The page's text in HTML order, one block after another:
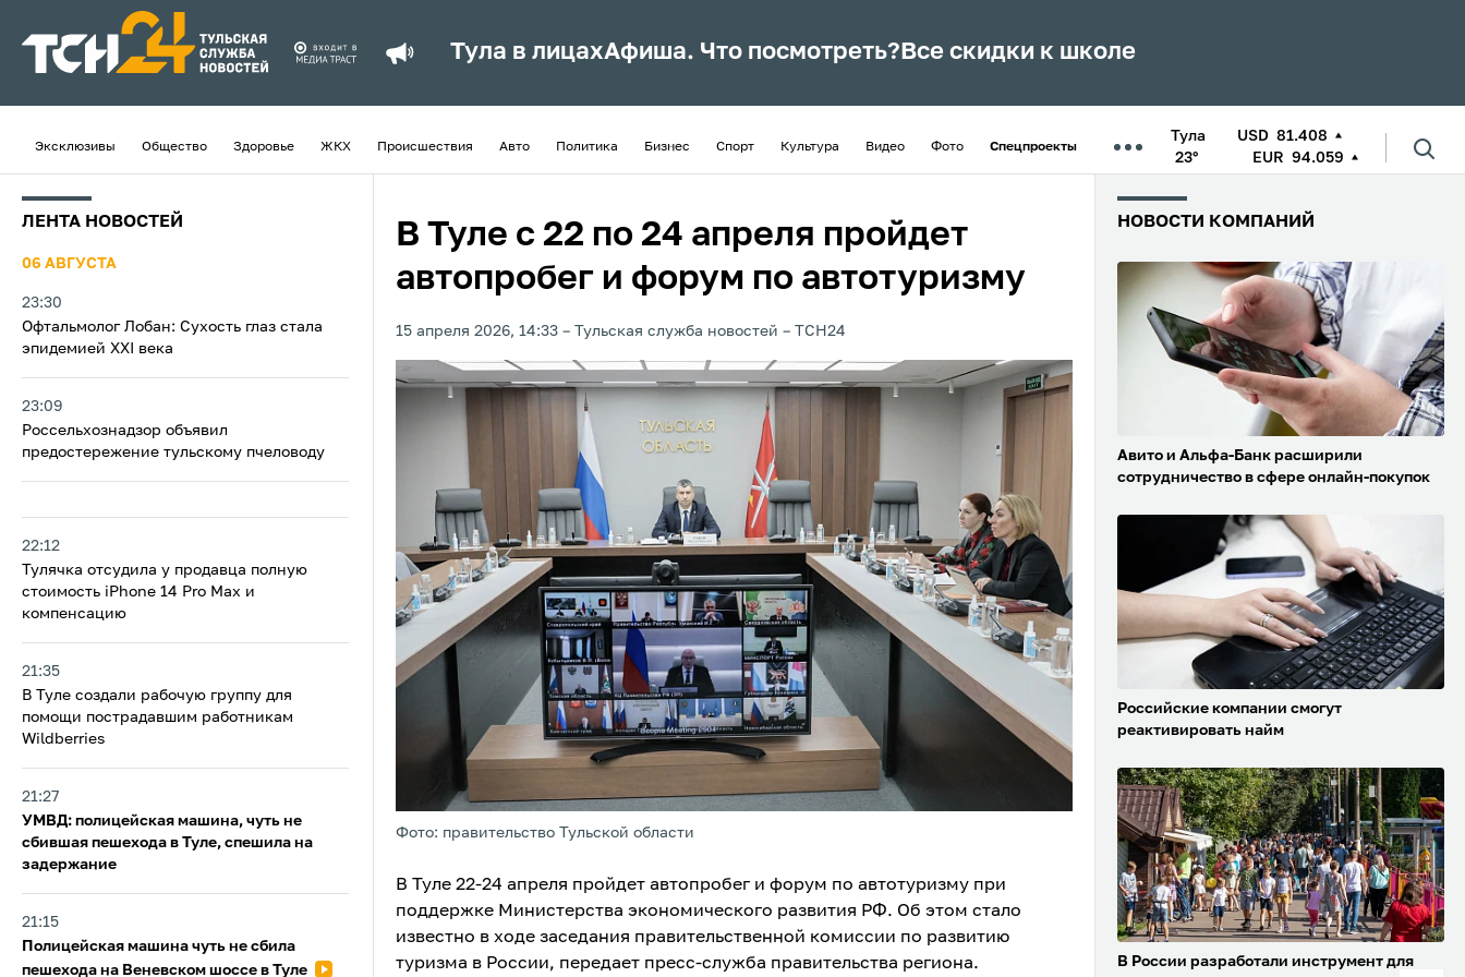
Тула в лицахАфиша. Что посмотреть? Все скидки к школе
Эксклюзивы Общество Здоровье ЖКХ Происшествия Авто Политика Бизнес Спорт Культура Видео Фото Спецпроекты
Тула
23°
USD 81.408
EUR 94.059
ЛЕНТА НОВОСТЕЙ
06 АВГУСТА
23:30
Офтальмолог Лобан: Сухость глаз стала
эпидемией XXI века
23:09
Россельхознадзор объявил
предостережение тульскому пчеловоду
22:12
Тулячка отсудила у продавца полную
стоимость iPhone 14 Pro Max и
компенсацию
21:35
В Туле создали рабочую группу для
помощи пострадавшим работникам
Wildberries
21:27
УМВД: полицейская машина, чуть не
сбившая пешехода в Туле, спешила на
задержание
21:15
Полицейская машина чуть не сбила
пешехода на Веневском шоссе в Туле
В Туле с 22 по 24 апреля пройдет
автопробег и форум по автотуризму
15 апреля 2026, 14:33 Тульская служба новостей ТСН24
Фото: правительство Тульской области
В Туле 22-24 апреля пройдет автопробег и форум по автотуризму при
поддержке Министерства экономического развития РФ. Об этом стало
известно в ходе заседания правительственной комиссии по развитию
туризма в России, передает пресс-служба правительства региона.
НОВОСТИ КОМПАНИЙ
Авито и Альфа-Банк расширили
сотрудничество в сфере онлайн-покупок
Российские компании смогут
реактивировать найм
В России разработали инструмент для